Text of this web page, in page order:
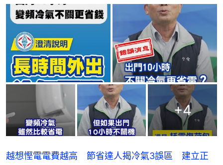
+4
越想慳電電費越高 節省達人揭冷氣3誤區 建立正